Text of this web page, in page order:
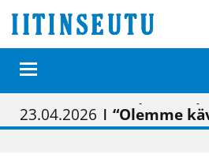
01.02.2026 | Painon vaihtumisen pitäisi näkyä
05.02.2026 | Uudistettu
23.04.2026 | “Olemme
09.05.2026| "Maalla on totuttu elämään